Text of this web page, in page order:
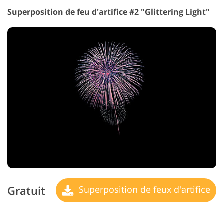
Superposition de feu d'artifice #2 "Glittering Light"
Gratuit Superposition de feux d'artifice